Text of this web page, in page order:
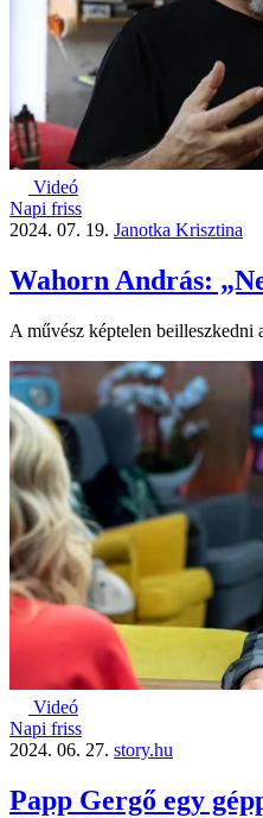
Videó
Napi friss
2024. 07. 19. Janotka Krisztina
Wahorn András:
A művész képtelen beilleszkedni
Videó
Napi friss
2024. 06. 27. story.hu
Papp Gergő egy